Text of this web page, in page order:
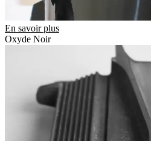
En savoir plus
Oxyde Noir